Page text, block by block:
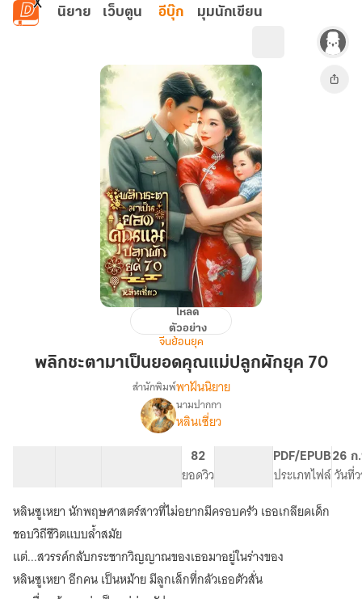
ข้ามไปยังเนื้อหาหลัก
นิยาย เว็บตูน อีบุ๊ก มุมนักเขียน
มา
ยุค
70
โหลด
ตัวอย่าง
จีนย้อนยุค
พลิกชะตามาเป็นยอดคุณแม่ปลูกผักยุค 70
เรื่อง
พลิก
ชะตา
มา
เป็น
ยอด
คุณ
แม่
ผัก
ยุค
70
สำนักพิมพ์พาฝันนิยาย
นามปากกา
หลินเซี่ยว
82
ยอดวิว
PDF/EPUB
ประเภทไฟล์
26 ก
วันที่
หลินซูเหยา นักพฤษศาสตร์สาวที่ไม่อยากมีครอบครัว เธอเกลียดเด็ก
ชอบวิถีชีวิตแบบล้ำสมัย
แต่...สวรรค์กลับกระชากวิญญาณของเธอมาอยู่ในร่างของ
หลินซูเหยา อีกคน เป็นหม้าย มีลูกเล็กที่กลัวเธอตัวสั่น